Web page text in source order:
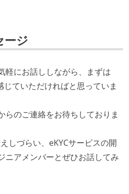
理は、途中の成果を随時確認し
やフレームワークなど主要な構
めの取り組み
コードには、全てコードレビュ
ングを実施している
ージ
軽にお話ししながら、まずは
じていただければと思っていま
らのご連絡をお待ちしておりま
しづらい、eKYCサービスの開
ニアメンバーとぜひお話してみ